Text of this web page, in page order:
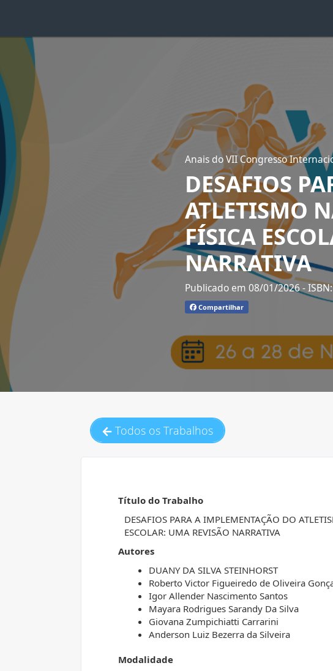
Anais do VII Congresso
DESAFIOS
ATLETISMO
FÍSICA
NARRATIVA
Publicado em 08/01/2026-
Compartilhar
Todos os Trabalhos
Título do Trabalho
DESAFIOS PARA A IMPLEMENTAÇÃO DO
ESCOLAR: UMA REVISÃO NARRATIVA
Autores
DUANY DA SILVA STEINHORST
Roberto Victor Figueiredo de Oliveira
Igor Allender Nascimento Santos
Mayara Rodrigues Sarandy Da Silva
Giovana Zumpichiatti Carrarini
Anderson Luiz Bezerra da Silveira
Modalidade